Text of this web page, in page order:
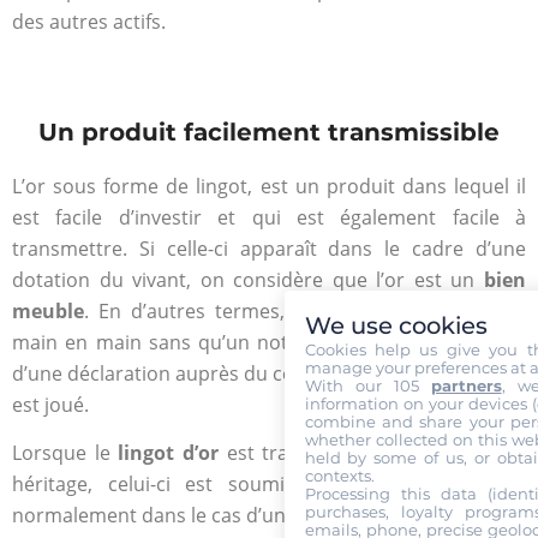
des autres actifs.
Un produit facilement transmissible
L’or sous forme de lingot, est un produit dans lequel il
est facile d’investir et qui est également facile à
transmettre. Si celle-ci apparaît dans le cadre d’une
dotation du vivant, on considère que l’or est un bien
meuble. En d’autres termes, il peut être transmis de
main en main sans qu’un notaire n’intervienne. Il suffit
d’une déclaration auprès du centre des impôts et le tour
est joué.
Lorsque le lingot d’or est transmis dans le cadre d’un
héritage, celui-ci est soumis aux règles appliquées
normalement dans le cas d’une succession.
We use cookies
Cookies help us give you
manage your preferences at
With our 105 partners,
information on your devices
combine and share your
whether collected on this
held by some of us, or
contexts.
Processing this data
purchases, loyalty
emails, phone, precise